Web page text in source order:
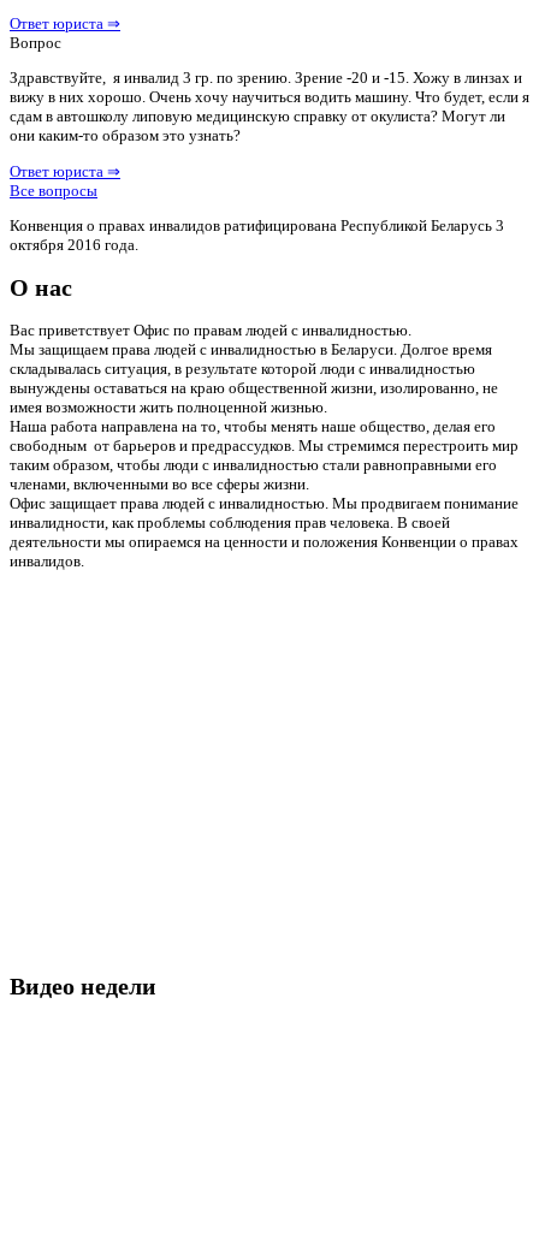
Ответ юриста ⇒
Вопрос
Здравствуйте, я инвалид 3 гр. по зрению. Зрение -20 и -15. Хожу в линзах и
вижу в них хорошо. Очень хочу научиться водить машину. Что будет, если я
сдам в автошколу липовую медицинскую справку от окулиста? Могут ли
они каким-то образом это узнать?
Ответ юриста ⇒
Все вопросы
Конвенция о правах инвалидов ратифицирована Республикой Беларусь 3
октября 2016 года.
О нас
Вас приветствует Офис по правам людей с инвалидностью.
Мы защищаем права людей с инвалидностью в Беларуси. Долгое время
складывалась ситуация, в результате которой люди с инвалидностью
вынуждены оставаться на краю общественной жизни, изолированно, не
имея возможности жить полноценной жизнью.
Наша работа направлена на то, чтобы менять наше общество, делая его
свободным от барьеров и предрассудков. Мы стремимся перестроить мир
таким образом, чтобы люди с инвалидностью стали равноправными его
членами, включенными во все сферы жизни.
Офис защищает права людей с инвалидностью. Мы продвигаем понимание
инвалидности, как проблемы соблюдения прав человека. В своей
деятельности мы опираемся на ценности и положения Конвенции о правах
инвалидов.
Видео недели